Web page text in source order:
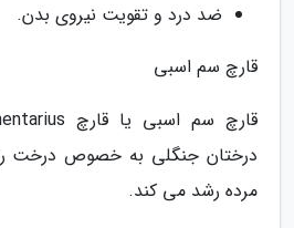
ضد درد و تقویت نیروی بدن.
قارچ سم اسبی
درختان جنگلی به خصوص درخت
مرده رشد می کند.